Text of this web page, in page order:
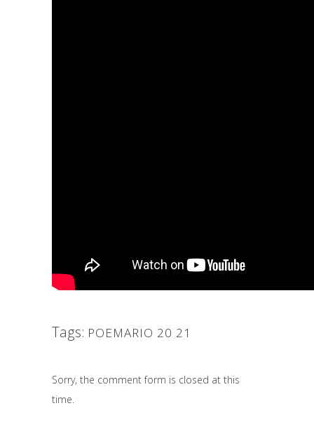
Tags: POEMARIO 20 21
Sorry, the comment form is closed at this
time.